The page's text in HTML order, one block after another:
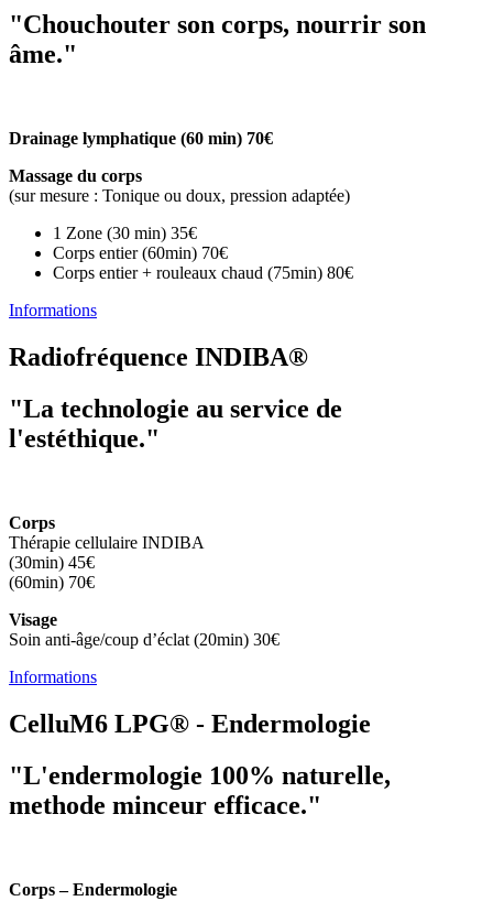
"Chouchouter son corps, nourrir son
âme."
Drainage lymphatique (60 min) 70€
Massage du corps
(sur mesure : Tonique ou doux, pression adaptée)
1 Zone (30 min) 35€
Corps entier (60min) 70€
Corps entier + rouleaux chaud (75min) 80€
Informations
Radiofréquence INDIBA®
"La technologie au service de
l'estéthique."
Corps
Thérapie cellulaire INDIBA
(30min) 45€
(60min) 70€
Visage
Soin anti-âge/coup d’éclat (20min) 30€
Informations
CelluM6 LPG® - Endermologie
"L'endermologie 100% naturelle,
methode minceur efficace."
Corps – Endermologie